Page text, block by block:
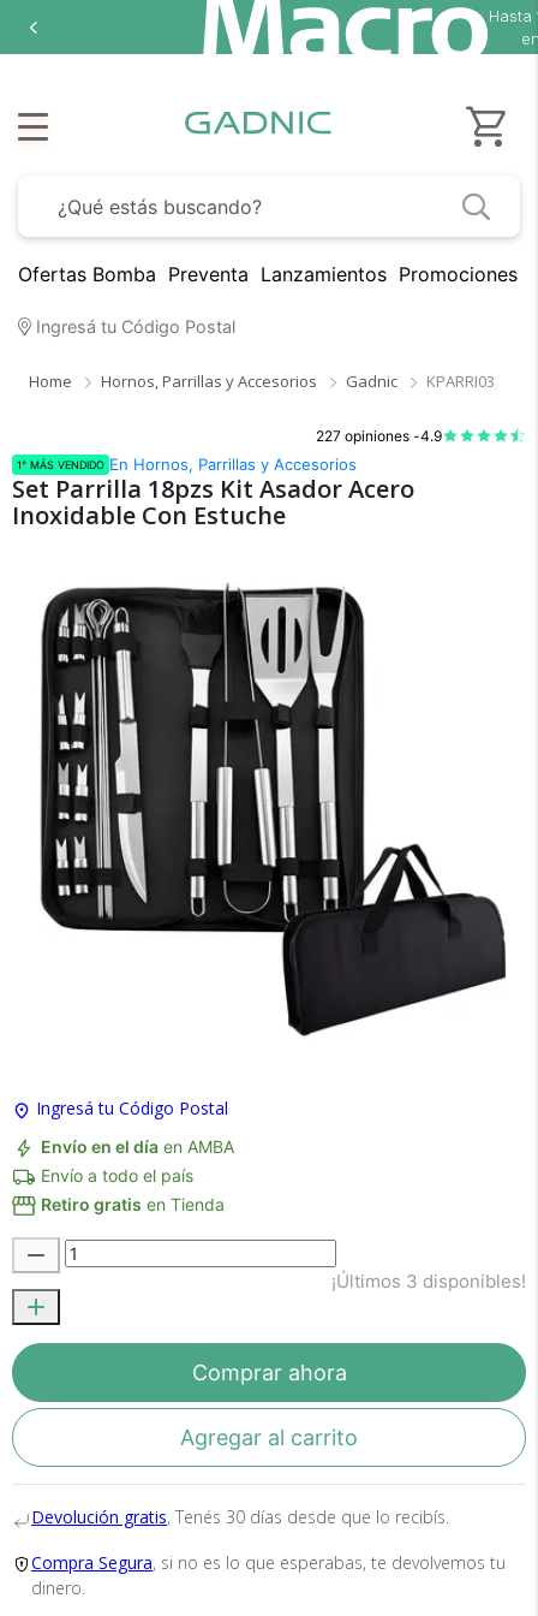
Hasta
Ofertas Bomba Preventa Lanzamientos Promociones
Ingresá tu Código Postal
Home Hornos, Parrillas y Accesorios Gadnic KPARRI03
227 opiniones -4.9
1° MÁS VENDIDO En Hornos, Parrillas y Accesorios
Set Parrilla 18pzs Kit Asador Acero
Inoxidable Con Estuche
Ingresá tu Código Postal
Envío en el día en AMBA
Envío a todo el país
Retiro gratis en Tienda
¡Últimos 3 disponibles!
Comprar ahora
Agregar al carrito
Devolución gratis, Tenés 30 días desde que lo recibís.
Compra Segura, si no es lo que esperabas, te devolvemos tu
dinero.
Recibí el producto que esperabas o
En Bidcom te aseguramos recibir el producto
que esperabas o te devolvemos el 100% de tu
dinero!